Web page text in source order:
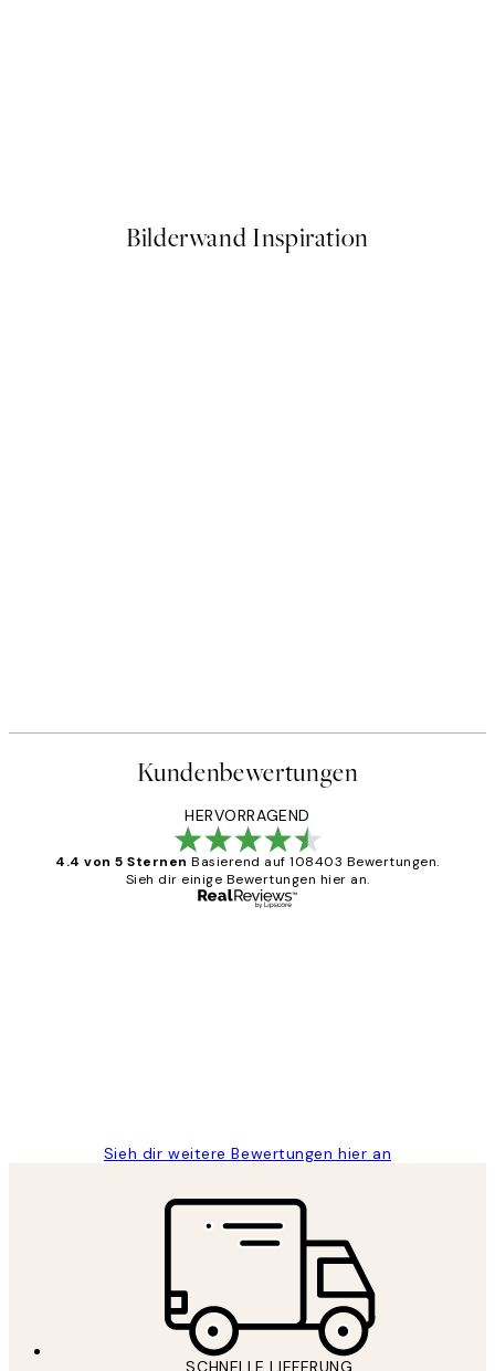
Bilderwand Inspiration
Kundenbewertungen
HERVORRAGEND
4.4 von 5 Sternen Basierend auf 108403 Bewertungen.
Sieh dir einige Bewertungen hier an.
Sieh dir weitere Bewertungen hier an
SCHNELLE LIEFERUNG